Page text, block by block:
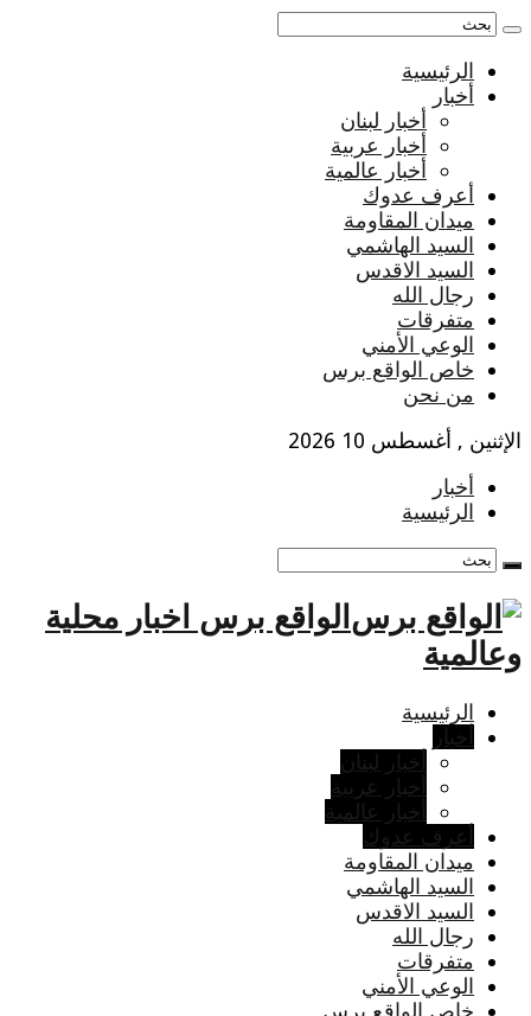
الرئيسية
أخبار
أخبار لبنان
أخبار عربية
أخبار عالمية
أعرف عدوك
ميدان المقاومة
السيد الهاشمي
السيد الاقدس
رجال الله
متفرقات
الوعي الأمني
خاص الواقع برس
من نحن
الإثنين , أغسطس 10 2026
أخبار
الرئيسية
الواقع برس اخبار محلية
وعالمية
الرئيسية
أخبار
أخبار لبنان
أخبار عربية
أخبار عالمية
أعرف عدوك
ميدان المقاومة
السيد الهاشمي
السيد الاقدس
رجال الله
متفرقات
الوعي الأمني
خاص الواقع برس